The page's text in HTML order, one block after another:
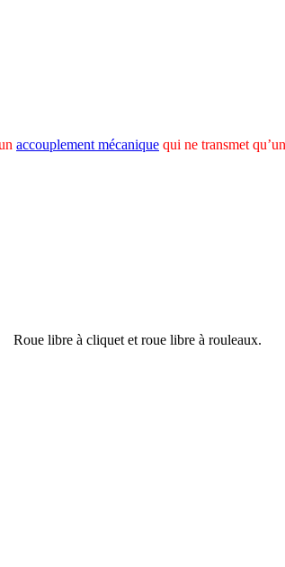
accouplement mécanique qui ne transmet
Roue libre à cliquet et roue libre à rouleaux.